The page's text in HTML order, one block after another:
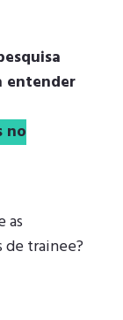
entender
no
as
de trainee?